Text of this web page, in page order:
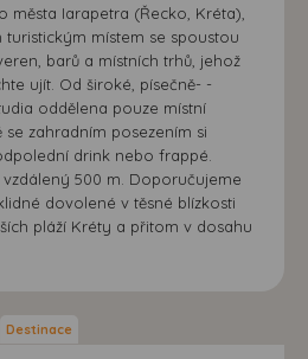
města Iarapetra (Řecko, Kréta),
místem se spoustou
barů a místních trhů, jehož
ujít. Od široké, písečně- -
oddělena pouze místní
zahradním posezením si
drink nebo frappé.
500 m. Doporučujeme
dovolené v těsné blízkosti
pláží Kréty a přitom v dosahu
Destinace